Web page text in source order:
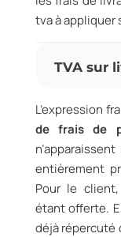
tva à
TVA sur
L’expression
de frais de
entièrement
Pour le
étant offerte.
déjà répercuté